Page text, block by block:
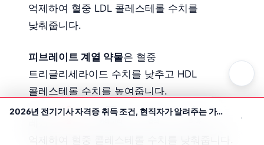
억제하여 혈중 LDL 콜레스테롤 수치를
낮춰줍니다.
피브레이트 계열 약물은 혈중
트리글리세라이드 수치를 낮추고 HDL
콜레스테롤 수치를 높여줍니다.
2026년 전기기사 자격증 취득 조건, 현직자가 알려주는 가장 빠르고 확실한 방법